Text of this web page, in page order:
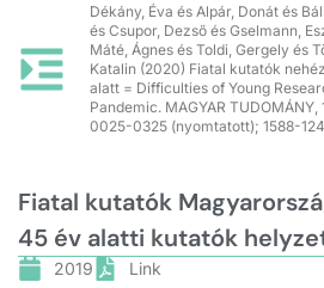
Dékány, Éva és Alpár, Donát és
és Csupor, Dezső és Gselmann,
Máté, Ágnes és Toldi, Gergely és
Katalin (2020) Fiatal kutatók
alatt = Difficulties of Young
Pandemic. MAGYAR TUDOMÁNY,
0025-0325 (nyomtatott); 1588-
Fiatal kutatók
45 év alatti kutatók
2019
Link